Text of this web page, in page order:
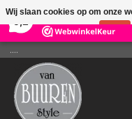
26
....
Wij slaan cookies op om onze
Nee